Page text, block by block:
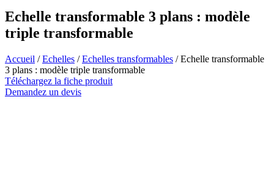
Echelle transformable 3 plans : modèle
triple transformable
Accueil /Echelles /Echelles transformables / Echelle transformable
3 plans : modèle triple transformable
Téléchargez la fiche produit
Demandez un devis